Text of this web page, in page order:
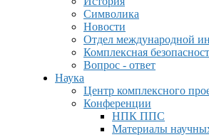
Символика
Новости
Отдел международной
Комплексная
Вопрос - ответ
Наука
Центр комплексного
Конференции
НПК ППС
Материалы